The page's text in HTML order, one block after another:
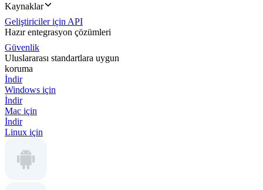
Kaynaklar
Geliştiriciler için API
Hazır entegrasyon çözümleri
Güvenlik
Uluslararası standartlara uygun
koruma
İndir
Windows için
İndir
Mac için
İndir
Linux için